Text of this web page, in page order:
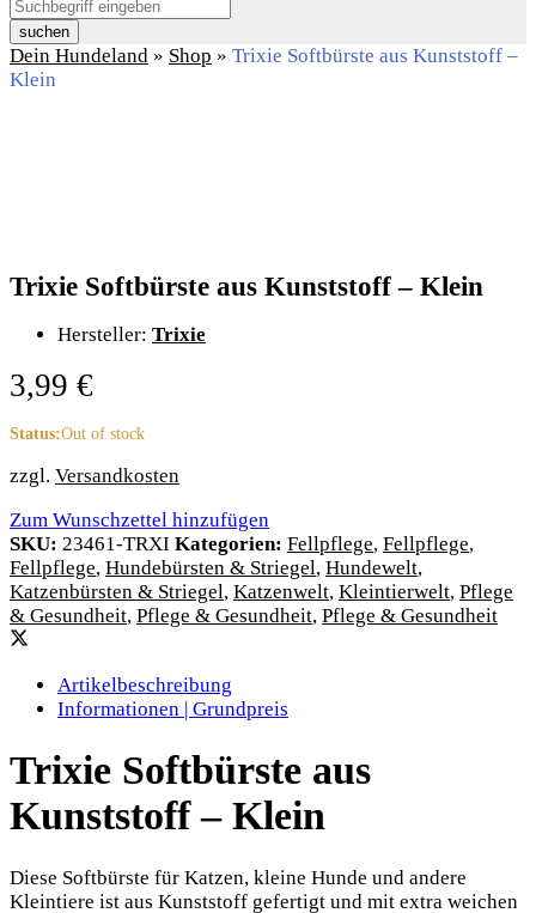
suchen
Dein Hundeland » Shop » Trixie Softbürste aus Kunststoff –
Klein
Trixie Softbürste aus Kunststoff – Klein
Hersteller: Trixie
3,99 €
Status:Out of stock
zzgl. Versandkosten
Zum Wunschzettel hinzufügen
SKU: 23461-TRXI Kategorien: Fellpflege, Fellpflege,
Fellpflege, Hundebürsten & Striegel, Hundewelt,
Katzenbürsten & Striegel, Katzenwelt, Kleintierwelt, Pflege
& Gesundheit, Pflege & Gesundheit, Pflege & Gesundheit
Artikelbeschreibung
Informationen | Grundpreis
Trixie Softbürste aus
Kunststoff – Klein
Diese Softbürste für Katzen, kleine Hunde und andere
Kleintiere ist aus Kunststoff gefertigt und mit extra weichen